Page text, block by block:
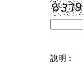
說明︰